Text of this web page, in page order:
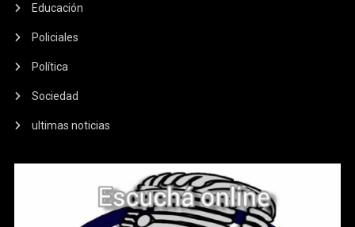
Educación
Policiales
Política
Sociedad
ultimas noticias